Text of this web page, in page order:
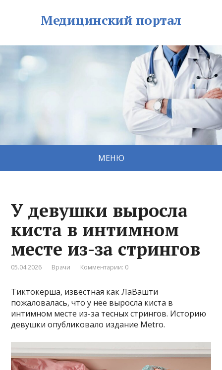
Медицинский портал
МЕНЮ
У девушки выросла
киста в интимном
месте из-за стрингов
05.04.2026 Врачи Комментарии: 0
Тиктокерша, известная как ЛаВашти
пожаловалась, что у нее выросла киста в
интимном месте из-за тесных стрингов. Историю
девушки опубликовало издание Metro.